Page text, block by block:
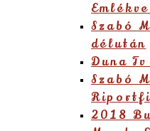
Szabó
délután
Duna
Szabó
2018